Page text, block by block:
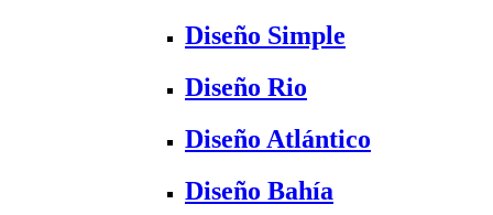
Diseño Simple
Diseño Rio
Diseño Atlántico
Diseño Bahía